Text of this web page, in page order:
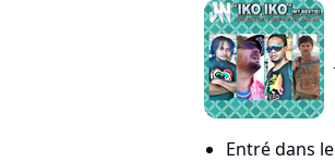
Entré dans le